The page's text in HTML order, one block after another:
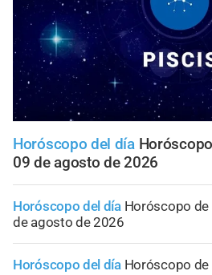
Horóscopo del día
09 de agosto de 2026
Horóscopo del día Horóscopo de
de agosto de 2026
Horóscopo del día Horóscopo de